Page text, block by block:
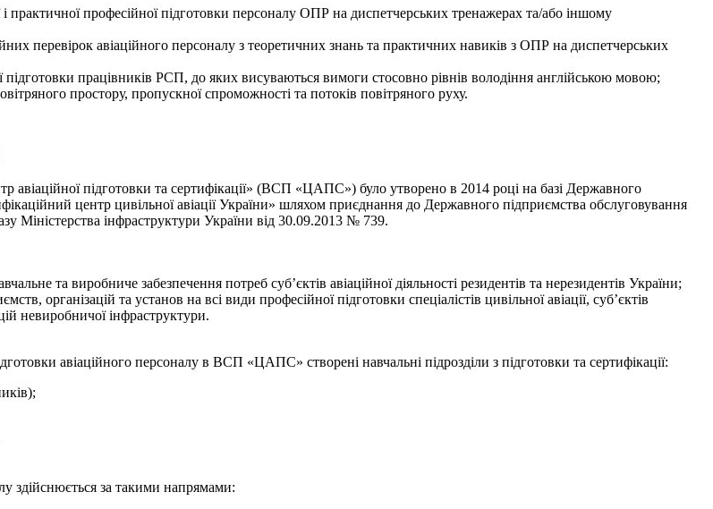
і практичної професійної підготовки персоналу ОПР на диспетчерських тренажерах та/або іншому
перевірок авіаційного персоналу з теоретичних знань та практичних навиків з ОПР на диспетчерських
підготовки працівників РСП, до яких висуваються вимоги стосовно рівнів володіння англійською мовою;
простору, пропускної спроможності та потоків повітряного руху.
авіаційної підготовки та сертифікації» (ВСП «ЦАПС») було утворено в 2014 році на базі Державного
центр цивільної авіації України» шляхом приєднання до Державного підприємства обслуговування
Міністерства інфраструктури України від 30.09.2013 № 739.
та виробниче забезпечення потреб суб’єктів авіаційної діяльності резидентів та нерезидентів України;
організацій та установ на всі види професійної підготовки спеціалістів цивільної авіації, суб’єктів
невиробничої інфраструктури.
авіаційного персоналу в ВСП «ЦАПС» створені навчальні підрозділи з підготовки та сертифікації:
здійснюється за такими напрямами: